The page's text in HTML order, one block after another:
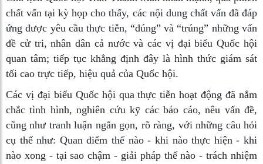
chất vấn tại kỳ họp cho thấy, các nội dung chất vấn đã đáp
ứng được yêu cầu thực tiễn, “đúng” và “trúng” những vấn
đề cử tri, nhân dân cả nước và các vị đại biểu Quốc hội
quan tâm; tiếp tục khẳng định đây là hình thức giám sát
tối cao trực tiếp, hiệu quả của Quốc hội.
Các vị đại biểu Quốc hội qua thực tiễn hoạt động đã nắm
chắc tình hình, nghiên cứu kỹ các báo cáo, nêu vấn đề,
cũng như tranh luận ngắn gọn, rõ ràng, với những câu hỏi
cụ thể như: Quan điểm thế nào - khi nào thực hiện - khi
nào xong - tại sao chậm - giải pháp thế nào - trách nhiệm